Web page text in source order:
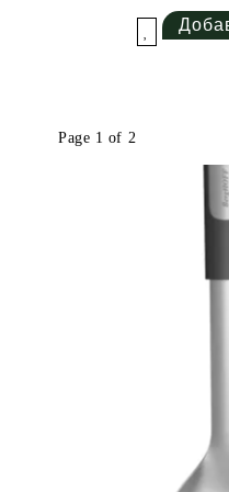
Page 1 of 2